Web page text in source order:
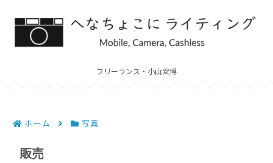
フリーランス・小山安博
ホーム 写真
販売